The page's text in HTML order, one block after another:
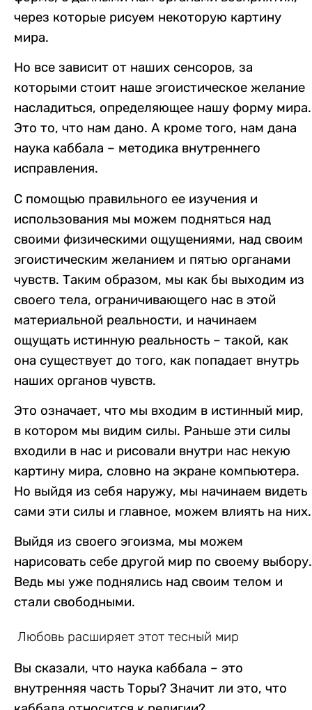
через которые рисуем некоторую картину
мира.
Но все зависит от наших сенсоров, за
которыми стоит наше эгоистическое желание
насладиться, определяющее нашу форму мира.
Это то, что нам дано. А кроме того, нам дана
наука каббала – методика внутреннего
исправления.
С помощью правильного ее изучения и
использования мы можем подняться над
своими физическими ощущениями, над своим
эгоистическим желанием и пятью органами
чувств. Таким образом, мы как бы выходим из
своего тела, ограничивающего нас в этой
материальной реальности, и начинаем
ощущать истинную реальность – такой, как
она существует до того, как попадает внутрь
наших органов чувств.
Это означает, что мы входим в истинный мир,
в котором мы видим силы. Раньше эти силы
входили в нас и рисовали внутри нас некую
картину мира, словно на экране компьютера.
Но выйдя из себя наружу, мы начинаем видеть
сами эти силы и главное, можем влиять на них.
Выйдя из своего эгоизма, мы можем
нарисовать себе другой мир по своему выбору.
Ведь мы уже поднялись над своим телом и
стали свободными.
Любовь расширяет этот тесный мир
Вы сказали, что наука каббала – это
внутренняя часть Торы? Значит ли это, что